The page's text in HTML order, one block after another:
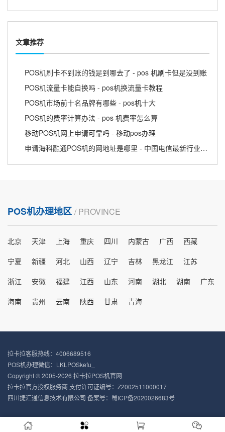
文章推荐
POS机刷卡不到账的钱是到哪去了 - pos 机刷卡但是没到账
POS机流量卡能自换吗 - pos机换流量卡教程
POS机市场前十名品牌有哪些 - pos机十大
POS机的费率计算办法 - pos 机费率怎么算
移动POS机网上申请可靠吗 - 移动pos办理
申请海科融通POS机的网地址是哪里 - 中国电信最新行业动态
POS机办理地区 / PROVINCE
北京 天津 上海 重庆 四川 内蒙古 广西
西藏
宁夏
新疆 河北 山西 辽宁 吉林 黑龙江
江苏
浙江
安徽 福建 江西 山东 河南 湖北 湖南
广东
海南
贵州 云南 陕西 甘肃 青海
拉卡拉客服热线：4006689516
POS机办理微信：LKLPOSkefu_
Copyright © 2005-2026 拉卡拉POS机官网
拉卡拉官方授权服务商 支付许可证编号：Z2002511000017
四川捷汇通信息技术有限公司 备案号： 蜀ICP备2020026683号